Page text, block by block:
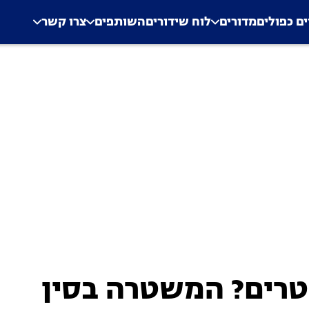
Application error: a
. כפוליםמדורים לוח שידוריםהשותפים צרו קשר
המשטרה בסין